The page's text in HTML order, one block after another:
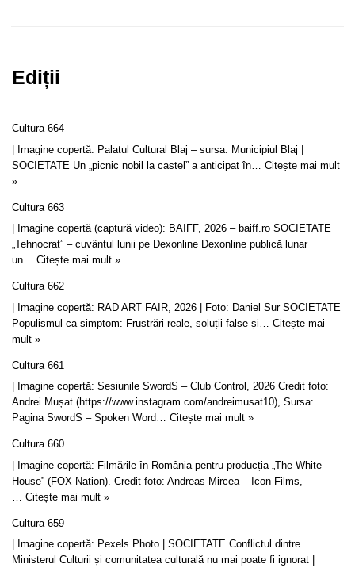
Ediții
Cultura 664
| Imagine copertă: Palatul Cultural Blaj – sursa: Municipiul Blaj |
SOCIETATE Un „picnic nobil la castel” a anticipat în… Citește mai mult
»
Cultura 663
| Imagine copertă (captură video): BAIFF, 2026 – baiff.ro SOCIETATE
„Tehnocrat” – cuvântul lunii pe Dexonline Dexonline publică lunar
un… Citește mai mult »
Cultura 662
| Imagine copertă: RAD ART FAIR, 2026 | Foto: Daniel Sur SOCIETATE
Populismul ca simptom: Frustrări reale, soluții false și… Citește mai
mult »
Cultura 661
| Imagine copertă: Sesiunile SwordS – Club Control, 2026 Credit foto:
Andrei Mușat (https://www.instagram.com/andreimusat10), Sursa:
Pagina SwordS – Spoken Word… Citește mai mult »
Cultura 660
| Imagine copertă: Filmările în România pentru producția „The White
House” (FOX Nation). Credit foto: Andreas Mircea – Icon Films,
Citește mai mult »
Cultura 659
| Imagine copertă: Pexels Photo | SOCIETATE Conflictul dintre
Ministerul Culturii și comunitatea culturală nu mai poate fi ignorat |